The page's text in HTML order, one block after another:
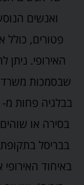
ואנשים
פטורים,
האירופי.
שבסמכות משרד
בסירה או
בבריסל
באיחוד